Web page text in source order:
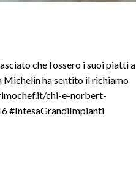
che fossero i suoi piatti a
Michelin ha sentito il richiamo
chi-e-norbert-
#IntesaGrandiImpianti